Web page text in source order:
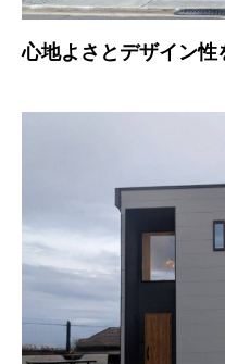
心地よさとデザイン